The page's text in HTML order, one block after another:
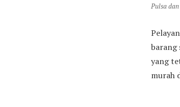
Pulsa
barang
yang
murah